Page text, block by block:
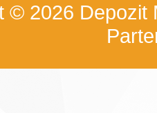
© 2026 Depozit